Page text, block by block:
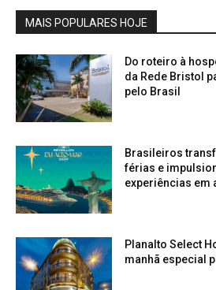
MAIS POPULARES HOJE
Do roteiro à
da Rede Bristol
pelo Brasil
Brasileiros
férias e
experiências em
Planalto Select
manhã especial